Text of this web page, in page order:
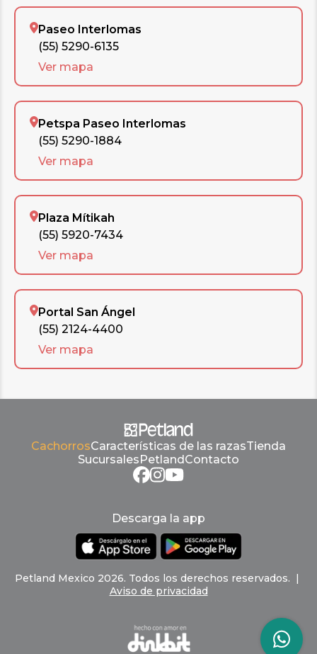
Paseo Interlomas
(55) 5290-6135
Ver mapa
Petspa Paseo Interlomas
(55) 5290-1884
Ver mapa
Plaza Mítikah
(55) 5920-7434
Ver mapa
Portal San Ángel
(55) 2124-4400
Ver mapa
CachorrosCaracterísticas de las razasTienda
Sucursales Petland Contacto
Descarga la app
Petland Mexico 2026. Todos los derechos reservados. |
Aviso de privacidad